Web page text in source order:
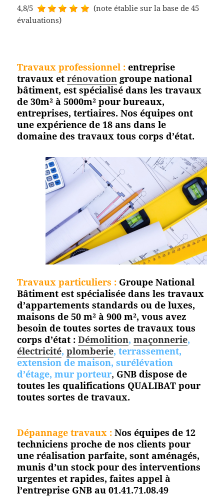
4,8/5
(note établie sur la base de 45
évaluations)
Travaux professionnel : entreprise
travaux etrénovation groupe national
bâtiment, est spécialisé dans les travaux
de 30m² à 5000m² pour bureaux,
entreprises, tertiaires. Nos équipes ont
une expérience de 18 ans dans le
domaine des travaux tous corpsd’état.
Travaux particuliers : Groupe National
Bâtiment est spécialisée dans les travaux
d’appartements standards ou de luxes,
maisons de 50 m² à 900 m², vous avez
besoin de toutes sortes de travaux tous
corps d’état : Démolition,maçonnerie,
électricité,plomberie, terrassement,
extension de maison, surélévation
d’étage, mur porteur, GNB dispose de
toutes les qualifications QUALIBAT pour
toutessortes de travaux.
Dépannage travaux : Nos équipes de 12
techniciens proche de nos clients pour
une réalisation parfaite, sont aménagés,
munis d’un stock pour des interventions
urgentes et rapides, faites appel à
l’entreprise GNB au 01.41.71.08.49